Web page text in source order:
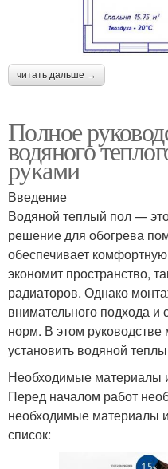
читать дальше →
Полное
водяного
руками
Введение
Водяной теплый пол —
решение для обогрева
обеспечивает
экономит пространство,
радиаторов. Однако
внимательного подхода и
норм. В этом
установить водяной
Необходимые материалы
Перед началом работ
необходимые материалы
список: